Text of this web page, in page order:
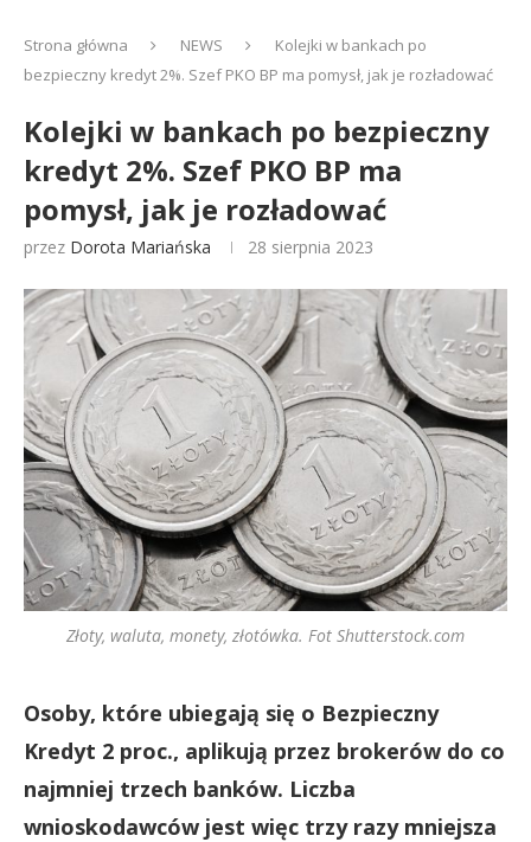
Strona główna NEWS
Kolejki w bankach po
bezpieczny kredyt 2%. Szef PKO BP ma pomysł, jak je rozładować
Kolejki w bankach po bezpieczny
kredyt 2%. Szef PKO BP ma
pomysł, jak je rozładować
przez Dorota Mariańska 28 sierpnia 2023
Złoty, waluta, monety, złotówka. Fot Shutterstock.com
Osoby, które ubiegają się o Bezpieczny
Kredyt 2 proc., aplikują przez brokerów do co
najmniej trzech banków. Liczba
wnioskodawców jest więc trzy razy mniejsza